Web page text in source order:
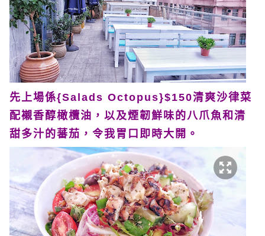
先上場係{Salads Octopus}$150清爽沙律菜
配襯香醇橄欖油，以及煙韌鮮味的八爪魚和清
甜多汁的蕃茄，令我胃口即時大開。